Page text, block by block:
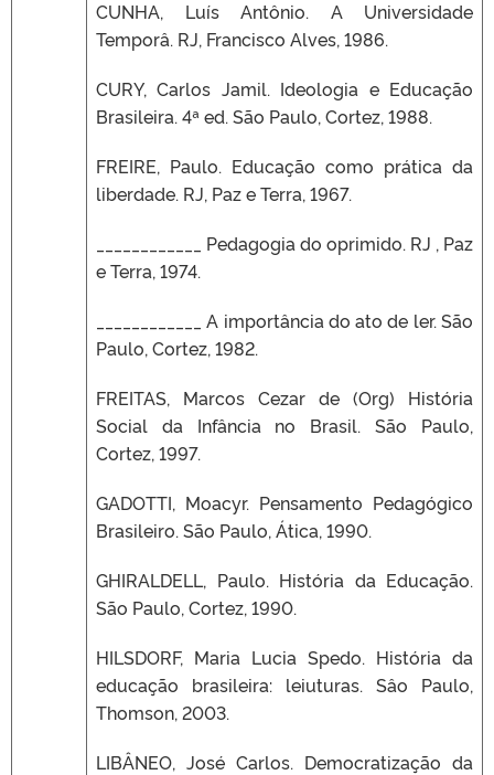
CUNHA, Luís Antônio. A Universidade
Temporâ. RJ, Francisco Alves, 1986.
CURY, Carlos Jamil. Ideologia e Educação
Brasileira. 4ª ed. São Paulo, Cortez, 1988.
FREIRE, Paulo. Educação como prática da
liberdade. RJ, Paz e Terra, 1967.
____________ Pedagogia do oprimido. RJ , Paz
e Terra, 1974.
____________ A importância do ato de ler. São
Paulo, Cortez, 1982.
FREITAS, Marcos Cezar de (Org) História
Social da Infância no Brasil. São Paulo,
Cortez, 1997.
GADOTTI, Moacyr. Pensamento Pedagógico
Brasileiro. São Paulo, Ática, 1990.
GHIRALDELL, Paulo. História da Educação.
São Paulo, Cortez, 1990.
HILSDORF, Maria Lucia Spedo. História da
educação brasileira: leiuturas. Sâo Paulo,
Thomson, 2003.
LIBÂNEO, José Carlos. Democratização da